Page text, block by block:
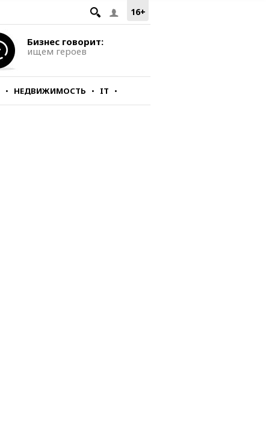
16+
Бизнес говорит:
ищем героев
НЕДВИЖИМОСТЬ IT